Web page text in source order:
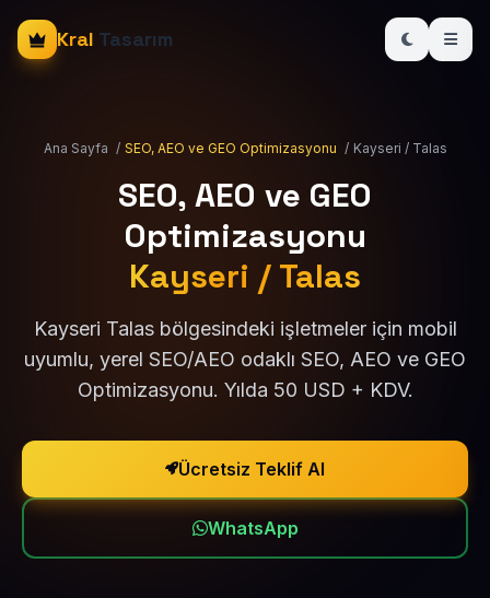
Kral Tasarım
Ana Sayfa / SEO, AEO ve GEO Optimizasyonu / Kayseri / Talas
SEO, AEO ve GEO
Optimizasyonu
Kayseri / Talas
Kayseri Talas bölgesindeki işletmeler için mobil
uyumlu, yerel SEO/AEO odaklı SEO, AEO ve GEO
Optimizasyonu. Yılda 50 USD + KDV.
Ücretsiz Teklif Al
WhatsApp